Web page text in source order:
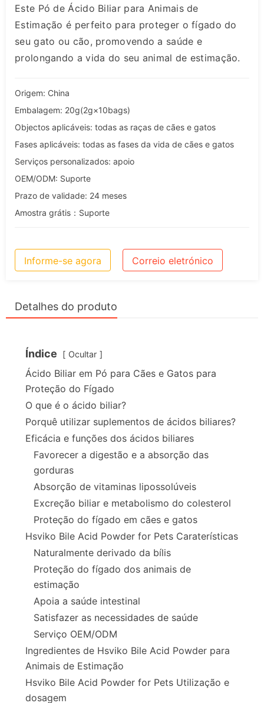
Este Pó de Ácido Biliar para Animais de
Estimação é perfeito para proteger o fígado do
seu gato ou cão, promovendo a saúde e
prolongando a vida do seu animal de estimação.
Origem: China
Embalagem: 20g(2g×10bags)
Objectos aplicáveis: todas as raças de cães e gatos
Fases aplicáveis: todas as fases da vida de cães e gatos
Serviços personalizados: apoio
OEM/ODM: Suporte
Prazo de validade: 24 meses
Amostra grátis：Suporte
Informe-se agora Correio eletrónico
Detalhes do produto
Índice Ocultar
Ácido Biliar em Pó para Cães e Gatos para
Proteção do Fígado
O que é o ácido biliar?
Porquê utilizar suplementos de ácidos biliares?
Eficácia e funções dos ácidos biliares
Favorecer a digestão e a absorção das
gorduras
Absorção de vitaminas lipossolúveis
Excreção biliar e metabolismo do colesterol
Proteção do fígado em cães e gatos
Hsviko Bile Acid Powder for Pets Caraterísticas
Naturalmente derivado da bílis
Proteção do fígado dos animais de
estimação
Apoia a saúde intestinal
Satisfazer as necessidades de saúde
Serviço OEM/ODM
Ingredientes de Hsviko Bile Acid Powder para
Animais de Estimação
Hsviko Bile Acid Powder for Pets Utilização e
dosagem